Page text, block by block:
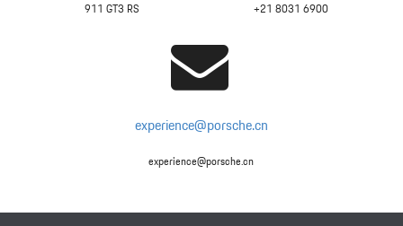
911 GT3 RS +21 8031 6900
experience@porsche.cn
experience@porsche.cn